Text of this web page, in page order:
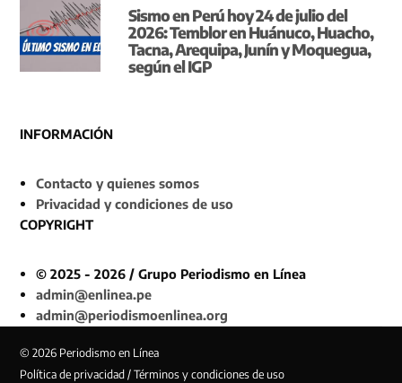
Sismo en Perú hoy 24 de julio del
2026: Temblor en Huánuco, Huacho,
Tacna, Arequipa, Junín y Moquegua,
según el IGP
INFORMACIÓN
Contacto y quienes somos
Privacidad y condiciones de uso
COPYRIGHT
© 2025 - 2026 / Grupo Periodismo en Línea
admin@enlinea.pe
admin@periodismoenlinea.org
© 2026 Periodismo en Línea
Política de privacidad / Términos y condiciones de uso